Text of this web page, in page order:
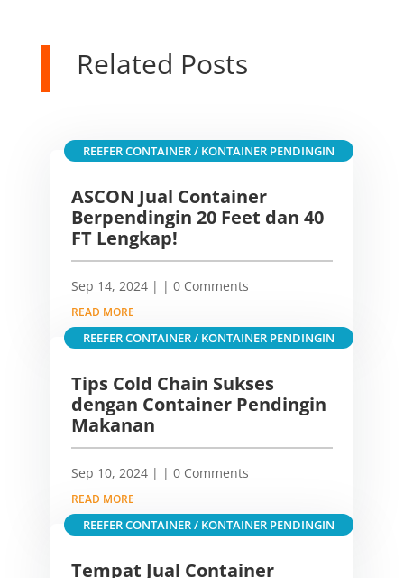
Related Posts
ASCON Jual Container
Berpendingin 20 Feet dan 40
FT Lengkap!
Sep 14, 2024|
REEFER CONTAINER / KONTAINER PENDINGIN
| 0 Comments
READ MORE
Tips Cold Chain Sukses
dengan Container Pendingin
Makanan
Sep 10, 2024|
REEFER CONTAINER / KONTAINER PENDINGIN
| 0 Comments
READ MORE
Tempat Jual Container
REEFER CONTAINER / KONTAINER PENDINGIN